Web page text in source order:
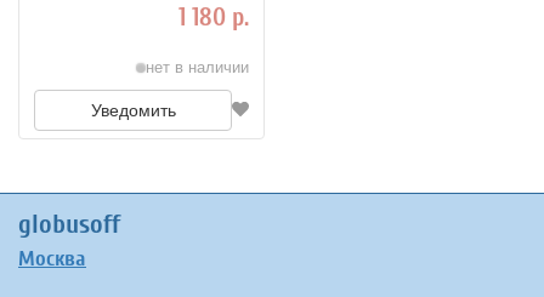
1 180 р.
нет в наличии
Уведомить
globusoff
Москва